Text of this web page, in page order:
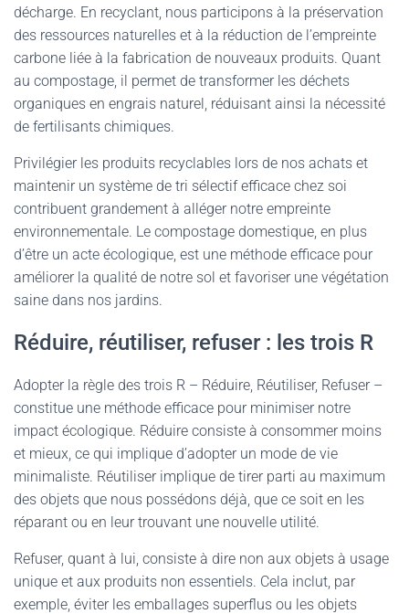
décharge. En recyclant, nous participons à la préservation
des ressources naturelles et à la réduction de l’empreinte
carbone liée à la fabrication de nouveaux produits. Quant
au compostage, il permet de transformer les déchets
organiques en engrais naturel, réduisant ainsi la nécessité
de fertilisants chimiques.
Privilégier les produits recyclables lors de nos achats et
maintenir un système de tri sélectif efficace chez soi
contribuent grandement à alléger notre empreinte
environnementale. Le compostage domestique, en plus
d’être un acte écologique, est une méthode efficace pour
améliorer la qualité de notre sol et favoriser une végétation
saine dans nos jardins.
Réduire, réutiliser, refuser : les trois R
Adopter la règle des trois R – Réduire, Réutiliser, Refuser –
constitue une méthode efficace pour minimiser notre
impact écologique. Réduire consiste à consommer moins
et mieux, ce qui implique d’adopter un mode de vie
minimaliste. Réutiliser implique de tirer parti au maximum
des objets que nous possédons déjà, que ce soit en les
réparant ou en leur trouvant une nouvelle utilité.
Refuser, quant à lui, consiste à dire non aux objets à usage
unique et aux produits non essentiels. Cela inclut, par
exemple, éviter les emballages superflus ou les objets